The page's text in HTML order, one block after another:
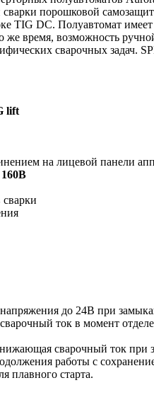
порошковой
TIG DC. Полуавтомат
время, возможность
сварочных задач.
lift
на лицевой панели
160В
до 24В при
ток в момент
сварочный ток при
работы с
плавного старта.